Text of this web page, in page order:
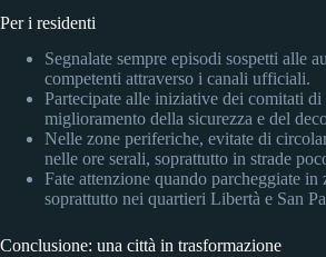
Per i residenti
Segnalate sempre episodi sospetti alle
competenti attraverso i canali ufficiali.
Partecipate alle iniziative dei comitati di
miglioramento della sicurezza e del
Nelle zone periferiche, evitate di
nelle ore serali, soprattutto in strade
Fate attenzione quando parcheggiate in
soprattutto nei quartieri Libertà e San
Conclusione: una città in trasformazione